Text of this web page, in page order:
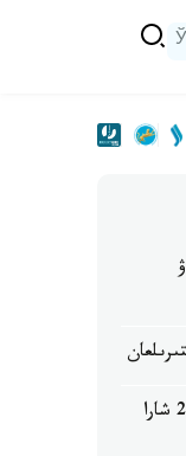
جەڭىل ونەركاسىپتى دامىتۋعا ارنالعان 28 شارا